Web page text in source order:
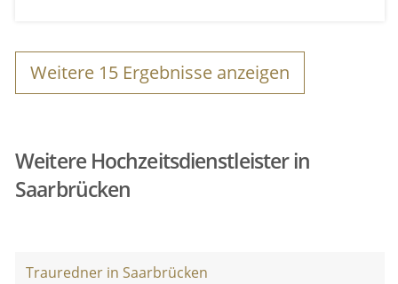
Weitere 15 Ergebnisse anzeigen
Weitere Hochzeitsdienstleister in
Saarbrücken
Trauredner in Saarbrücken